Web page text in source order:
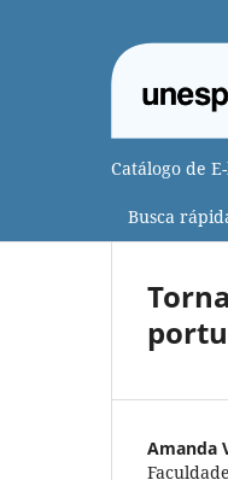
Catálogo de
Busca
Amanda